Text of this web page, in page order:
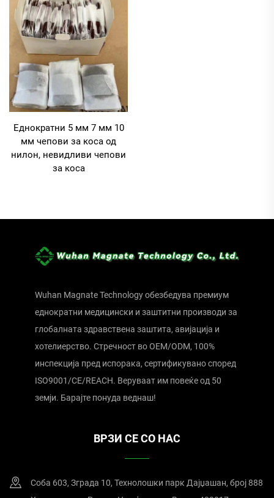
Еднократни 5 мм 7 мм 10
мм чепови за коса од
нилон, невидливи чепови
за коса
Wuhan Magnate Technology обезбедува премиум
еднократни медицински и заштитни производи за
глобалната здравствена заштита, авијација и
хотелиерство. Стречност во OEM/ODM, 100%
инспекција пред испорака, сертификувано според
ISO9001/CE/REACH. Веруваат им повеќе од 50
земји. Барајте понуда веднаш!
ВРЗИ СЕ СО НАС
Соба 603, Зграда 10, Технолошки парк Дајџашан, број 888